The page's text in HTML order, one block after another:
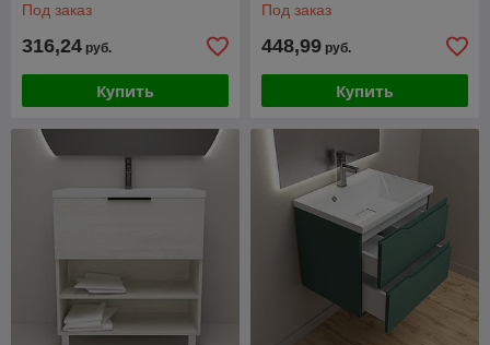
Под заказ
316,24 руб.
Купить
Под заказ
448,99 руб.
Купить